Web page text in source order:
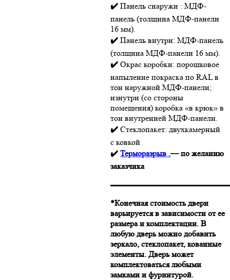
✔️Панель снаружи : МДФ-
панель (толщина МДФ-панели
16 мм).
✔️Панель внутри: МДФ-панель
(толщина МДФ-панели 16 мм).
✔️Окрас коробки: порошковое
напыление покраска по RAL в
тон наружной МДФ-панели;
изнутри (со стороны
помещения) коробка «в крюк» в
тон внутренней МДФ-панели.
✔️Стеклопакет: двухкамерный
с ковкой
✔️Терморазрыв .— по желанию
заказчика
*Конечная стоимость двери
варьируется в зависимости от ее
размера и комплектации. В
любую дверь можно добавить
зеркало, стеклопакет, кованные
элементы. Дверь может
комплектоваться любыми
замками и фурнитурой.